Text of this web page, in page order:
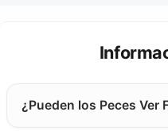
¿Pueden los Peces Ver